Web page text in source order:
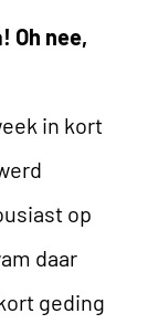
Oh nee,
in kort
op
daar
geding